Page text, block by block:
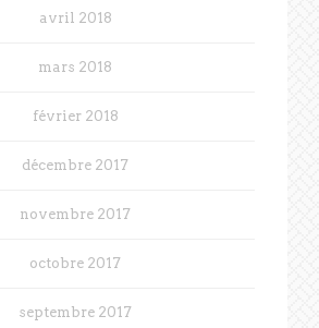
avril 2018
mars 2018
février 2018
décembre 2017
novembre 2017
octobre 2017
septembre 2017